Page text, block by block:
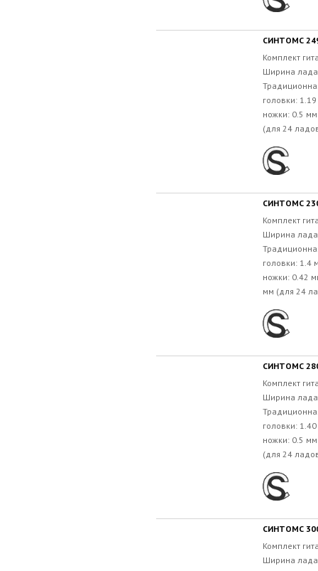
СИНТОМС
Комплект
Ширина
головки:
ножки: 0.5
(для 24
СИНТОМС
Комплект
Ширина
головки: 1.4
ножки: 0.42
мм (для 24
СИНТОМС
Комплект
Ширина
головки:
ножки: 0.5
(для 24
СИНТОМС
Комплект
Ширина